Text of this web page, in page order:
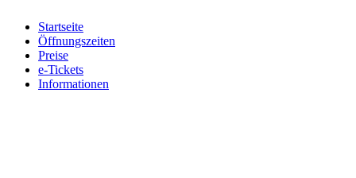
Startseite
Öffnungszeiten
Preise
e-Tickets
Informationen